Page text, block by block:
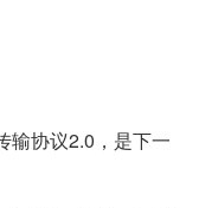
输协议2.0，是下一